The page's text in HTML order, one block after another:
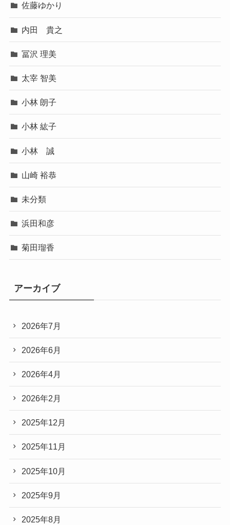
佐藤ゆかり
内田 貴之
冨沢 理美
太宰 智美
小林 朗子
小林 紘子
小林 誠
山崎 裕恭
未分類
浜田和彦
菊田瑠香
アーカイブ
2026年7月
2026年6月
2026年4月
2026年2月
2025年12月
2025年11月
2025年10月
2025年9月
2025年8月